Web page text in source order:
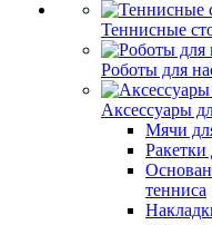
Теннисные
Роботы для
Аксессуары
Мячи
Ракетки
тенниса